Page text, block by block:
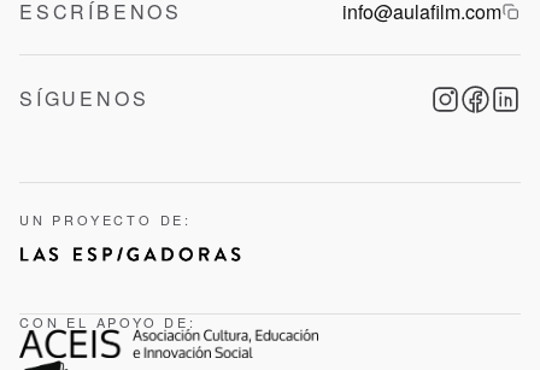
ESCRÍBENOS info@aulafilm.com
SÍGUENOS
UN PROYECTO DE:
CON EL APOYO DE: